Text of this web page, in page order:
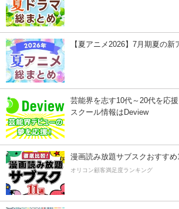
【夏アニメ2026】7月期夏の新
芸能界を志す10代～20代を応
スクール情報はDeview
漫画読み放題サブスクおすすめ
オリコン顧客満足度ランキング